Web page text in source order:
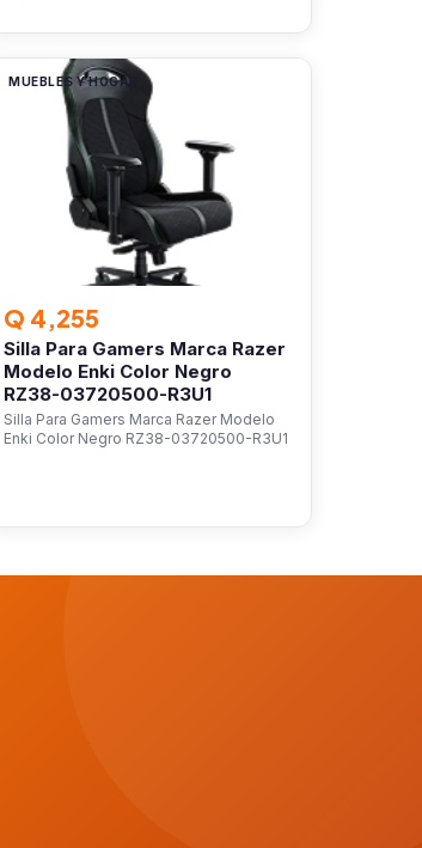
MUEBLES Y HOGAR
Q 4,255
Silla Para Gamers Marca Razer
Modelo Enki Color Negro
RZ38-03720500-R3U1
Silla Para Gamers Marca Razer Modelo
Enki Color Negro RZ38-03720500-R3U1